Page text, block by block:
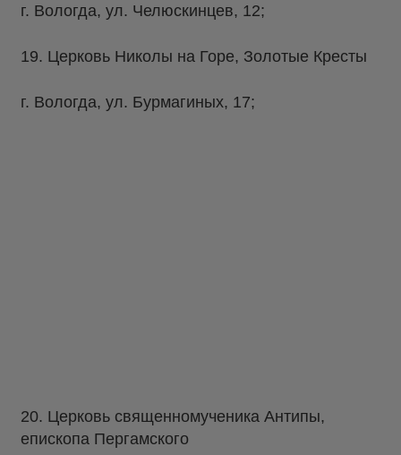
г. Вологда, ул. Челюскинцев, 12;
19. Церковь Николы на Горе, Золотые Кресты
г. Вологда, ул. Бурмагиных, 17;
20. Церковь священномученика Антипы,
епископа Пергамского